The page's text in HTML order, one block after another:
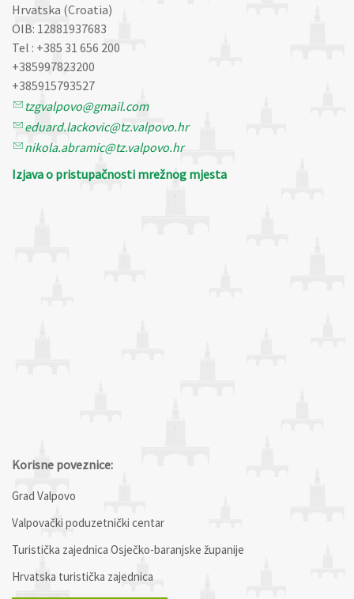
Hrvatska (Croatia)
OIB: 12881937683
Tel : +385 31 656 200
+385997823200
+385915793527
tzgvalpovo@gmail.com
eduard.lackovic@tz.valpovo.hr
nikola.abramic@tz.valpovo.hr
Izjava o pristupačnosti mrežnog mjesta
Korisne poveznice:
Grad Valpovo
Valpovački poduzetnički centar
Turistička zajednica Osječko-baranjske županije
Hrvatska turistička zajednica